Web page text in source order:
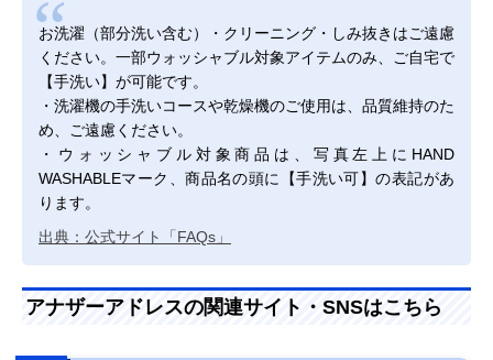
お洗濯（部分洗い含む）・クリーニング・しみ抜きはご遠慮
ください。一部ウォッシャブル対象アイテムのみ、ご自宅で
【手洗い】が可能です。
・洗濯機の手洗いコースや乾燥機のご使用は、品質維持のた
め、ご遠慮ください。
・ウォッシャブル対象商品は、写真左上にHAND
WASHABLEマーク、商品名の頭に【手洗い可】の表記があ
ります。
出典：公式サイト「FAQs」
アナザーアドレスの関連サイト・SNSはこちら